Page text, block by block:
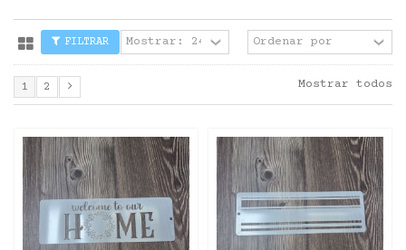
FILTRAR
Mostrar todos
1 2